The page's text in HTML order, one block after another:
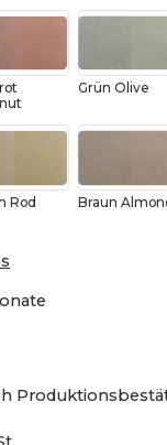
Grün Olive
Rod Braun